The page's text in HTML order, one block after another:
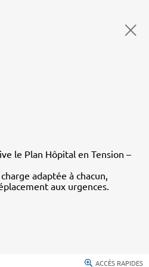
le Plan Hôpital en Tension –
adaptée à chacun,
aux urgences.
ACCÈS RAPIDES